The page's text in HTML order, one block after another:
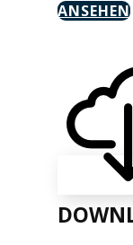
ANSEHEN